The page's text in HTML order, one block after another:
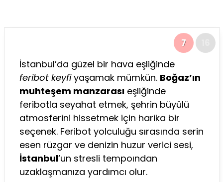
7
İstanbul’da güzel bir hava eşliğinde
feribot keyfiyaşamak mümkün. Boğaz’ın
muhteşem manzarası eşliğinde
feribotla seyahat etmek, şehrin büyülü
atmosferini hissetmek için harika bir
seçenek. Feribot yolculuğu sırasında serin
esen rüzgar ve denizin huzur verici sesi,
İstanbul‘un stresli tempoından
uzaklaşmanıza yardımcı olur.